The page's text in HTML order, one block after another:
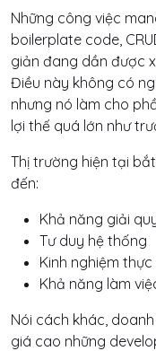
Những công việc
boilerplate code,
giản đang dần được
Điều này không có
nhưng nó làm cho
lợi thế quá lớn như
Thị trường hiện tại
đến:
Khả năng giải
Tư duy hệ thống
Kinh nghiệm thực
Khả năng làm
Nói cách khác,
giá cao những